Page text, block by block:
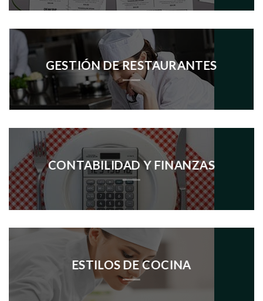
GESTIÓN DE RESTAURANTES
CONTABILIDAD Y FINANZAS
ESTILOS DE COCINA